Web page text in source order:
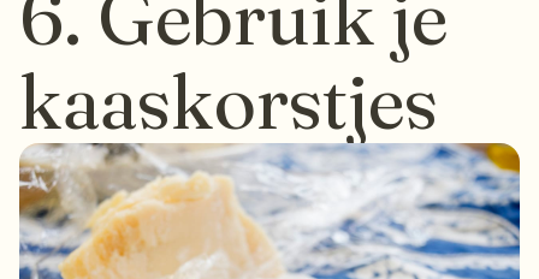
kaaskorstjes